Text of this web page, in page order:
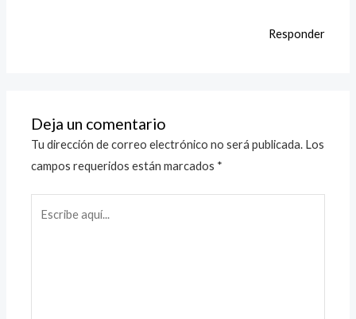
Responder
Deja un comentario
Tu dirección de correo electrónico no será publicada. Los
campos requeridos están marcados *